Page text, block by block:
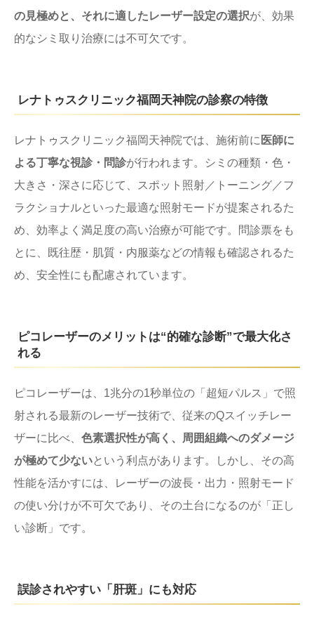
の見極めと、それに適したレーザー設定の選択が、効果
的なシミ取り治療には不可欠です。
レナトゥスクリニック福岡天神院の診察の特徴
レナトゥスクリニック福岡天神院では、施術前に 医師に
よる丁寧な視診・問診が行われます。シミの種類・色・
大きさ・深さに応じて、スポット照射／トーニング／フ
ラクショナルといった最適な照射モードが提案されるた
め、効率よく満足度の高い治療が可能です。問診票をも
とに、既往歴・肌質・内服薬などの情報も確認されるた
め、安全性にも配慮されています。
ピコレーザーのメリットは“的確な診断”で最大化さ
れる
ピコレーザーは、1兆分の1秒単位の「超短パルス」で照
射される最新のレーザー技術で、従来のQスイッチレー
ザーに比べ、 色素選択性が高く、周囲組織へのダメージ
が極めて少ないという利点があります。しかし、その高
性能を活かすには、レーザーの波長・出力・照射モード
の使い分けが不可欠であり、その土台になるのが「正し
い診断」です。
誤診されやすい「肝斑」にも対応